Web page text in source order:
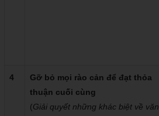
4
Gỡ bỏ mọi rào cản để đạt thỏa
thuận cuối cùng
(Giải quyết những khác biệt về văn